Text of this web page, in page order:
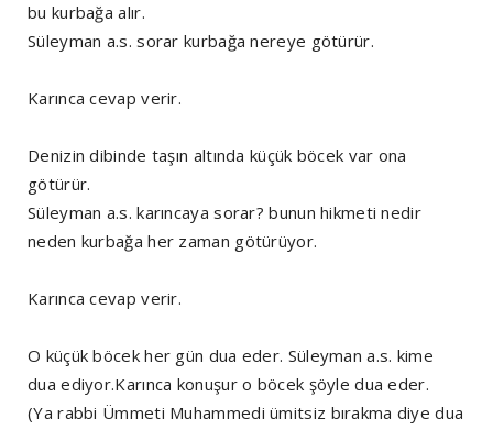
bu kurbağa alır.
Süleyman a.s. sorar kurbağa nereye götürür.
Karınca cevap verir.
Denizin dibinde taşın altında küçük böcek var ona
götürür.
Süleyman a.s. karıncaya sorar? bunun hikmeti nedir
neden kurbağa her zaman götürüyor.
Karınca cevap verir.
O küçük böcek her gün dua eder. Süleyman a.s. kime
dua ediyor.Karınca konuşur o böcek şöyle dua eder.
(Ya rabbi Ümmeti Muhammedi ümitsiz bırakma diye dua